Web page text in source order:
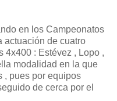
en los Campeonatos
actuación de cuatro
4x400 : Estévez , Lopo ,
modalidad en la que
, pues por equipos
de cerca por el